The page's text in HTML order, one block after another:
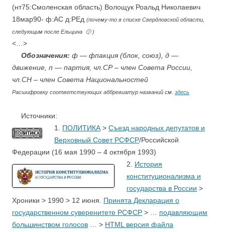
(нт75:Смоленская область) Волощук Роальд Николаевич
18мар90- ф:АС д:РЕд (почему-то в списке Свердловской области,
следующим после Ельцина 🙂 )
<…>
Обозначения: ф — фпакция (блок, союз), д —
движение, п — партия, чл.СР – член Совета России,
чл.СН – член Совета Национальностей
Расшифровку соответствующих аббревиатур названий см. здесь
Источники:
1. ПОЛИТИКА > Съезд народных депутатов и
Верховный Совет РСФСР/Российской
Федерации (16 мая 1990 – 4 октября 1993)
2. История
конституционализма и
государства в России >
Хроники > 1990 > 12 июня.
Принята Декларация о
государственном суверенитете РСФСР >
подавляющим
большинством голосов
> HTML версия файла